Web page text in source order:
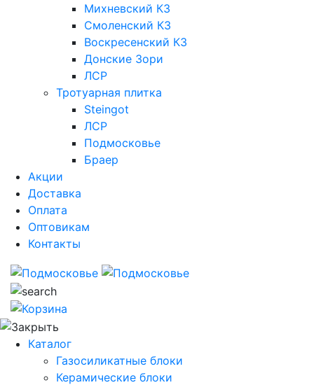
Михневский КЗ
Смоленский КЗ
Воскресенский КЗ
Донские Зори
ЛСР
Тротуарная плитка
Steingot
ЛСР
Подмосковье
Браер
Акции
Доставка
Оплата
Оптовикам
Контакты
Каталог
Газосиликатные блоки
Керамические блоки